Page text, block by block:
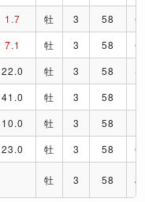
1.7 牡 3 58
C
7.1 牡 3 58
C
22.0 牡 3 58
S
41.0 牡 3 58
10.0 牡 3 58
23.0 牡 3 58 O
牡 3 58 J